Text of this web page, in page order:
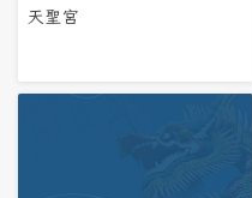
天聖宮